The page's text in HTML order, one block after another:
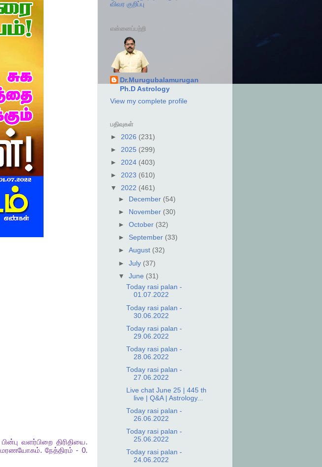
பின்பு வளர்பிறை திரிதியை.
மரணயோகம். நேத்திரம் - 0.
விவர குறிப்பு
என்னைப்பற்றி
Dr.Murugubalamurugan
Ph.D Astrology
View my complete profile
பதிவுகள்
► 2026 (231)
► 2025 (299)
► 2024 (403)
► 2023 (610)
▼ 2022 (461)
►
December (54)
►
November (30)
► October (32)
► September (33)
► August (32)
► July (37)
▼ June (31)
Today rasi palan -
01.07.2022
Today rasi palan -
30.06.2022
Today rasi palan -
29.06.2022
Today rasi palan -
28.06.2022
Today rasi palan -
27.06.2022
Live chat June 25 | 445 th
live | Q&A | Astrology...
Today rasi palan -
26.06.2022
Today rasi palan -
25.06.2022
Today rasi palan -
24.06.2022